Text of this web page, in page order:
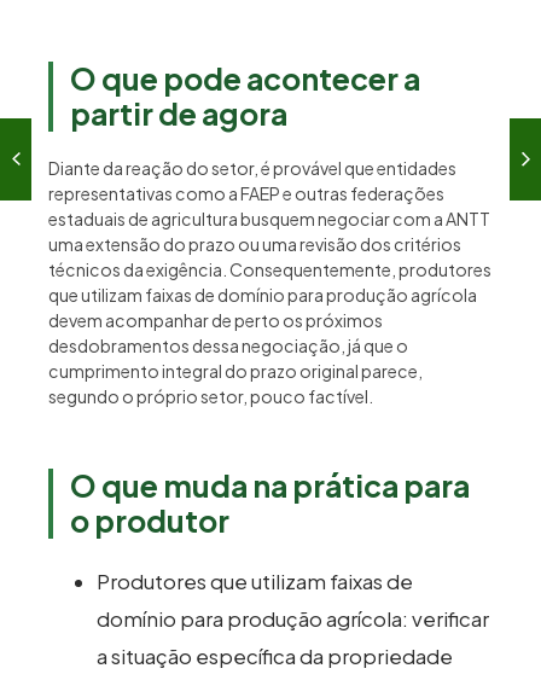
O que pode acontecer a
partir de agora
Diante da reação do setor, é provável que entidades
representativas como a FAEP e outras federações
estaduais de agricultura busquem negociar com a ANTT
uma extensão do prazo ou uma revisão dos critérios
técnicos da exigência. Consequentemente, produtores
que utilizam faixas de domínio para produção agrícola
devem acompanhar de perto os próximos
desdobramentos dessa negociação, já que o
cumprimento integral do prazo original parece,
segundo o próprio setor, pouco factível.
O que muda na prática para
o produtor
Produtores que utilizam faixas de
domínio para produção agrícola: verificar
a situação específica da propriedade